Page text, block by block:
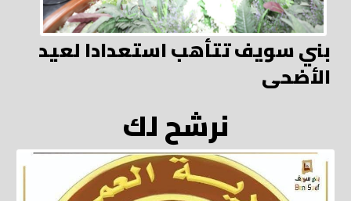
بني سويف تتأهب استعدادا لعيد
الأضحى
نرشح لك